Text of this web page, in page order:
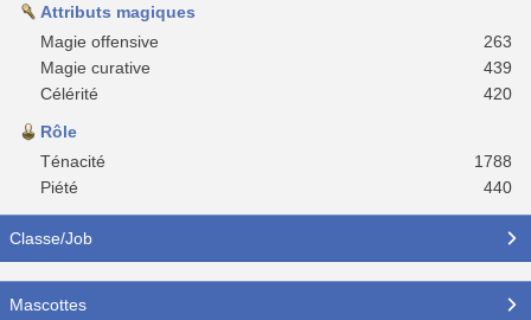
Attributs magiques
Magie offensive
263
Magie curative
439
Célérité
420
Rôle
Ténacité
1788
Piété
440
Classe/Job
Mascottes